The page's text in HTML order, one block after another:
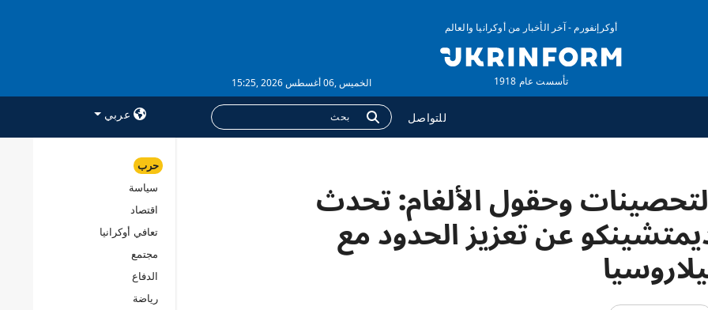
أوكرإنفورم - آخر الأخبار من أوكرانيا والعالم
تأسست عام 1918 الخميس ,06 أغسطس 2026 ,15:25
للتواصل عربي
معلومات عن الوكالة
الاتصال
الخصوصية وحماية
الشخصية
المزيد
التقارير
مقابلات
حرب
سياسة
اقتصاد
تعافي أوكرانيا
مجتمع
الدفاع
رياضة
وحقول الألغام: تحدث
عن تعزيز الحدود مع